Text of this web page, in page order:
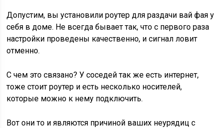
Допустим, вы установили роутер для раздачи вай фая у
себя в доме. Не всегда бывает так, что с первого раза
настройки проведены качественно, и сигнал ловит
отменно.
С чем это связано? У соседей так же есть интернет,
тоже стоит роутер и есть несколько носителей,
которые можно к нему подключить.
Вот они то и являются причиной ваших неурядиц с